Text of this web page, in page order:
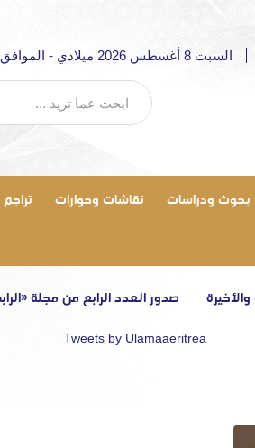
السبت 8 أغسطس 2026 ميلادي - الموافق 23 صفر 1448 هجري
بحوث ودراسات نقاشات وحوارات
صدور العدد الرابع من مجلة «الرابطة»
Tweets by Ulamaaeritrea